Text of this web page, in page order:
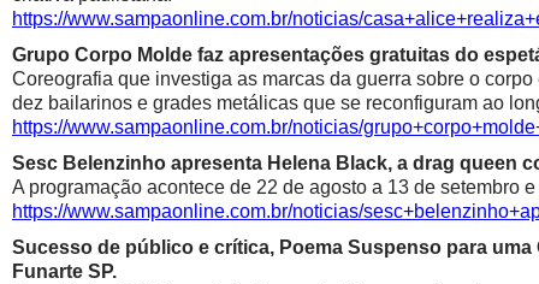
https://www.sampaonline.com.br/noticias/
Grupo Corpo Molde faz apresentações gratuitas do
Coreografia que investiga as marcas da guerra sobre o
dez bailarinos e grades metálicas que se reconfiguram ao
https://www.sampaonline.com.br/noticias/
Sesc Belenzinho apresenta Helena Black, a drag queen
A programação acontece de 22 de agosto a 13 de setembro
https://www.sampaonline.com.br/noticias/
Sucesso de público e crítica, Poema Suspenso para
Funarte SP.